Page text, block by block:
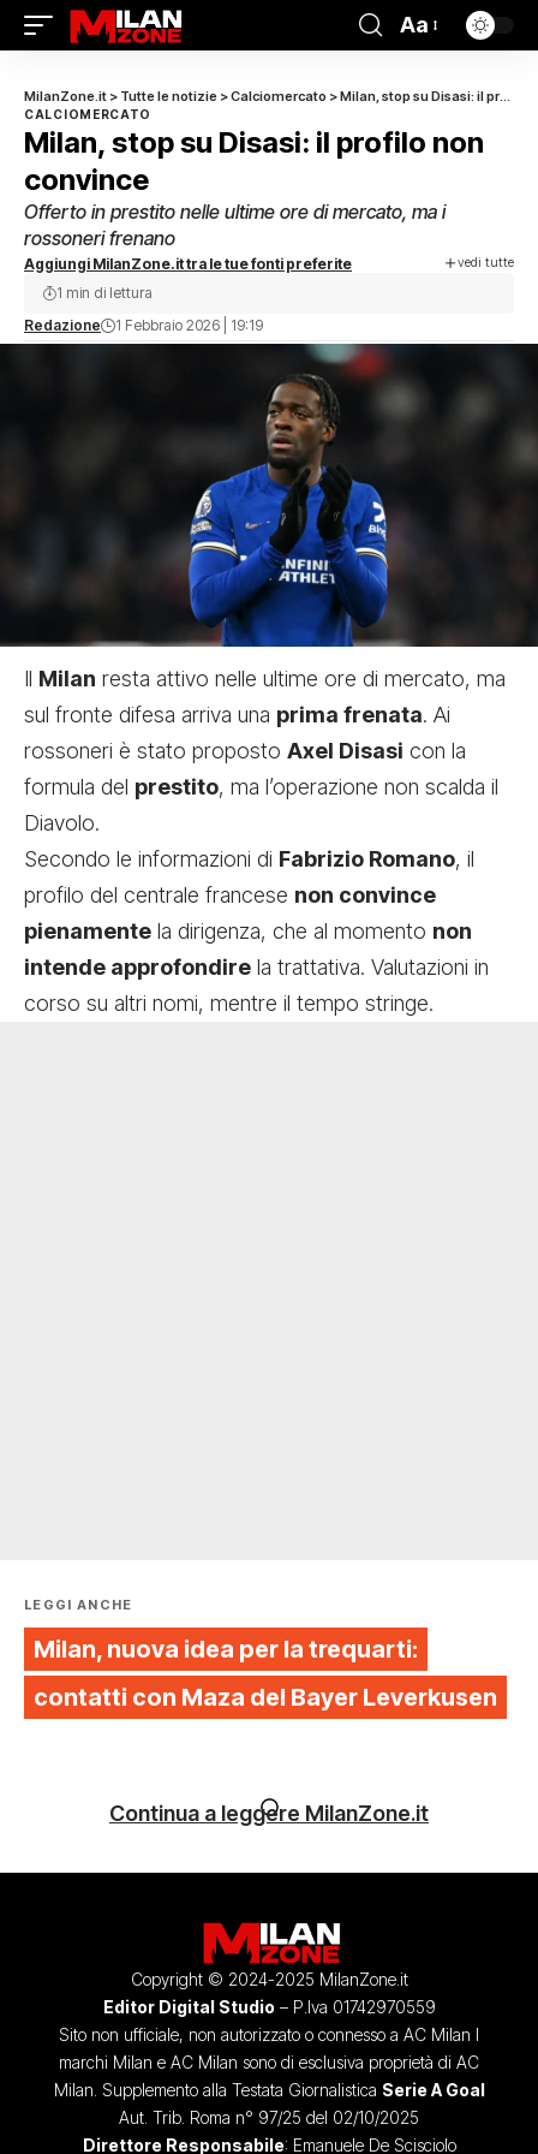
Aa
MilanZone.it > Tutte le notizie >Calciomercato >Milan, stop su Disasi: il profilo non convince
CALCIOMERCATO
Milan, stop su Disasi: il profilo non
convince
Offerto in prestito nelle ultime ore di mercato, ma i
rossoneri frenano
Aggiungi MilanZone.it tra le tue fonti preferite vedi tutte
Redazione 1 Febbraio 2026 | 19:19
1 min di lettura
Il Milan resta attivo nelle ultime ore di mercato, ma
sul fronte difesa arriva una prima frenata. Ai
rossoneri è stato proposto Axel Disasi con la
formula del prestito, ma l’operazione non scalda il
Diavolo.
Secondo le informazioni di Fabrizio Romano, il
profilo del centrale francese non convince
pienamente la dirigenza, che al momento non
intende approfondire la trattativa. Valutazioni in
corso su altri nomi, mentre il tempo stringe.
LEGGI ANCHE
Milan, nuova idea per la trequarti:
contatti con Maza del Bayer Leverkusen
Continua a leggere MilanZone.it
Copyright © 2024-2025 MilanZone.it
Editor Digital Studio – P.Iva 01742970559
Sito non ufficiale, non autorizzato o connesso a AC Milan I
marchi Milan e AC Milan sono di esclusiva proprietà di AC
Milan. Supplemento alla Testata Giornalistica Serie A Goal
Aut. Trib. Roma n° 97/25 del 02/10/2025
Direttore Responsabile: Emanuele De Scisciolo